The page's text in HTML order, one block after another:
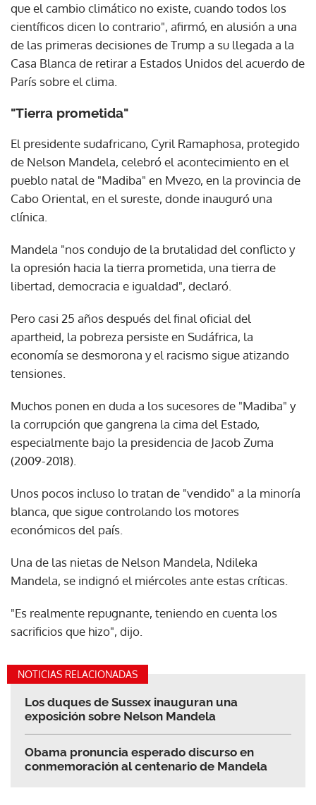
que el cambio climático no existe, cuando todos los
científicos dicen lo contrario", afirmó, en alusión a una
de las primeras decisiones de Trump a su llegada a la
Casa Blanca de retirar a Estados Unidos del acuerdo de
París sobre el clima.
"Tierra prometida"
El presidente sudafricano, Cyril Ramaphosa, protegido
de Nelson Mandela, celebró el acontecimiento en el
pueblo natal de "Madiba" en Mvezo, en la provincia de
Cabo Oriental, en el sureste, donde inauguró una
clínica.
Mandela "nos condujo de la brutalidad del conflicto y
la opresión hacia la tierra prometida, una tierra de
libertad, democracia e igualdad", declaró.
Pero casi 25 años después del final oficial del
apartheid, la pobreza persiste en Sudáfrica, la
economía se desmorona y el racismo sigue atizando
tensiones.
Muchos ponen en duda a los sucesores de "Madiba" y
la corrupción que gangrena la cima del Estado,
especialmente bajo la presidencia de Jacob Zuma
(2009-2018).
Unos pocos incluso lo tratan de "vendido" a la minoría
blanca, que sigue controlando los motores
económicos del país.
Una de las nietas de Nelson Mandela, Ndileka
Mandela, se indignó el miércoles ante estas críticas.
"Es realmente repugnante, teniendo en cuenta los
sacrificios que hizo", dijo.
NOTICIAS RELACIONADAS
Los duques de Sussex inauguran una
exposición sobre Nelson Mandela
Obama pronuncia esperado discurso en
conmemoración al centenario de Mandela